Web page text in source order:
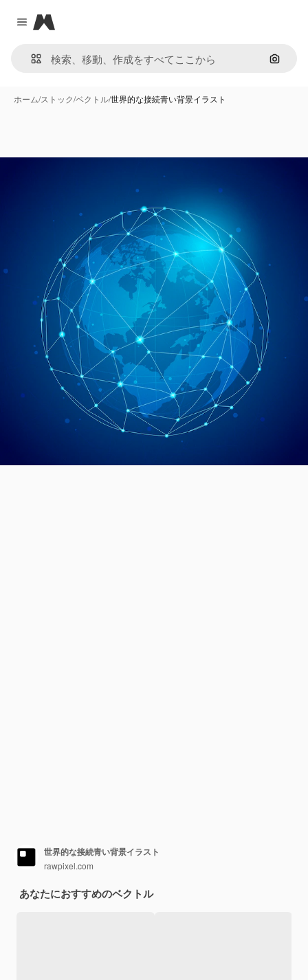
Close menu
Magnific
画像で
ホーム/ストック/ベクトル/世界的な接続青い背景イラスト
世界的な接続青い背景イラスト
rawpixel.com
あなたにおすすめのベクトル